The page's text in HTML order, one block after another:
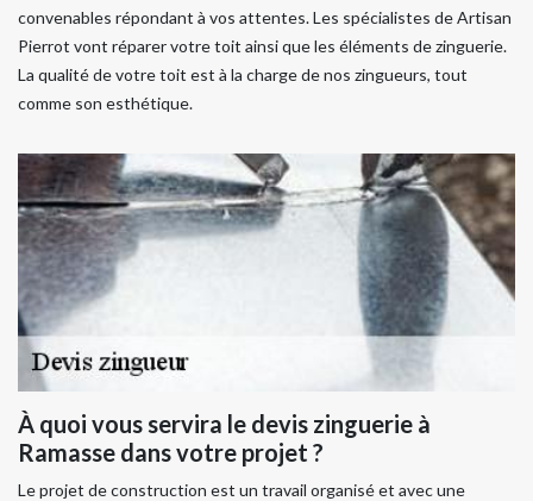
convenables répondant à vos attentes. Les spécialistes de Artisan
Pierrot vont réparer votre toit ainsi que les éléments de zinguerie.
La qualité de votre toit est à la charge de nos zingueurs, tout
comme son esthétique.
À quoi vous servira le devis zinguerie à
Ramasse dans votre projet ?
Le projet de construction est un travail organisé et avec une